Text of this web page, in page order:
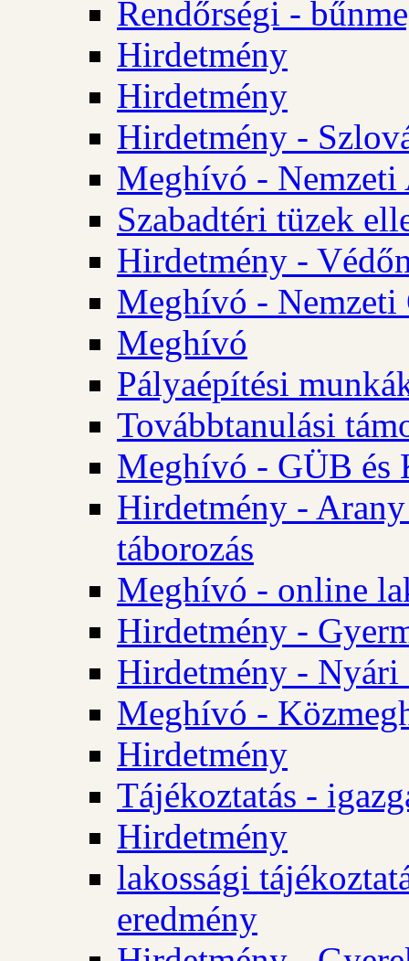
Rendőrségi -
Hirdetmény
Hirdetmény
Hirdetmény -
Meghívó - Nemzeti
Szabadtéri tüzek
Hirdetmény -
Meghívó - Nemzeti
Meghívó
Pályaépítési
Továbbtanulási
Meghívó - GÜB és
Hirdetmény - Arany
táborozás
Meghívó - online
Hirdetmény -
Hirdetmény - Nyári
Meghívó -
Hirdetmény
Tájékoztatás -
Hirdetmény
lakossági
eredmény